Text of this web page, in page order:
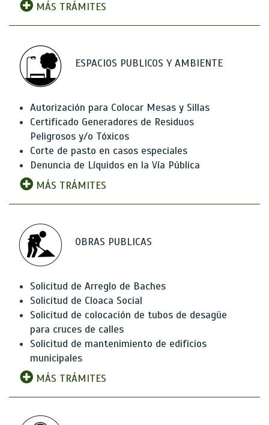
MÁS TRÁMITES
ESPACIOS PUBLICOS Y AMBIENTE
Autorización para Colocar Mesas y Sillas
Certificado Generadores de Residuos
Peligrosos y/o Tóxicos
Corte de pasto en casos especiales
Denuncia de Líquidos en la Vía Pública
MÁS TRÁMITES
OBRAS PUBLICAS
Solicitud de Arreglo de Baches
Solicitud de Cloaca Social
Solicitud de colocación de tubos de desagüe
para cruces de calles
Solicitud de mantenimiento de edificios
municipales
MÁS TRÁMITES